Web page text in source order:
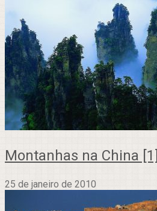
Montanhas na China [1]
25 de janeiro de 2010